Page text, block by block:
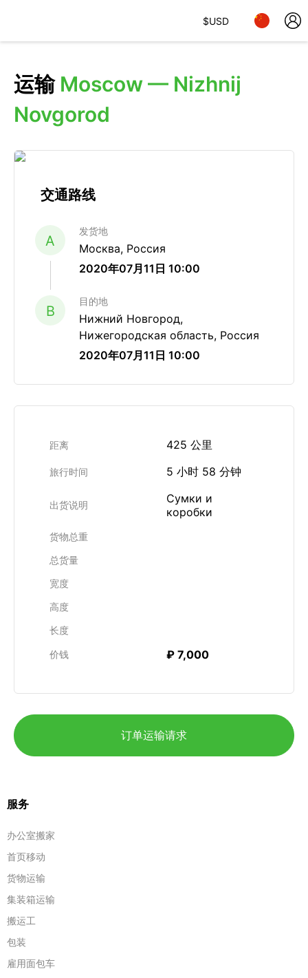
$USD
运输 Moscow — Nizhnij
Novgorod
交通路线
A
发货地
Москва, Россия
2020年07月11日 10:00
B
目的地
Нижний Новгород,
Нижегородская область, Россия
2020年07月11日 10:00
距离 425 公里
旅行时间 5 小时 58 分钟
出货说明
Сумки и
коробки
货物总重
总货量
宽度
高度
长度
价钱 ₽ 7,000
订单运输请求
服务
办公室搬家
首页移动
货物运输
集装箱运输
搬运工
包装
雇用面包车